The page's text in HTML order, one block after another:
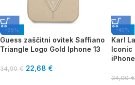
-35%
Guess zaščitni ovitek Saffiano
Triangle Logo Gold Iphone 13
34,90€ 22,68 €
-40%
Karl
Iconic
34,90€